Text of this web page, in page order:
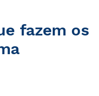
fazem os